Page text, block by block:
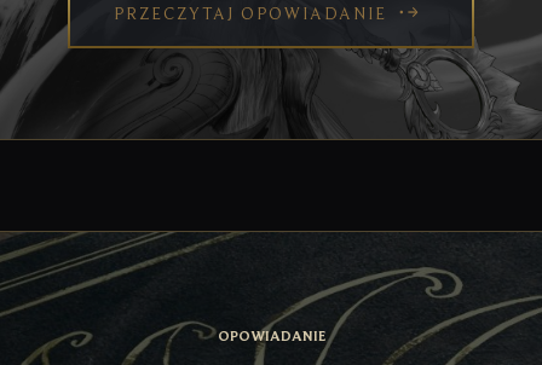
PRZECZYTAJ OPOWIADANIE
OPOWIADANIE